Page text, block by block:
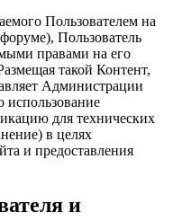
Пользователем на
Пользователь
правами на его
такой Контент,
Администрации
для технических
в целях
и предоставления
и